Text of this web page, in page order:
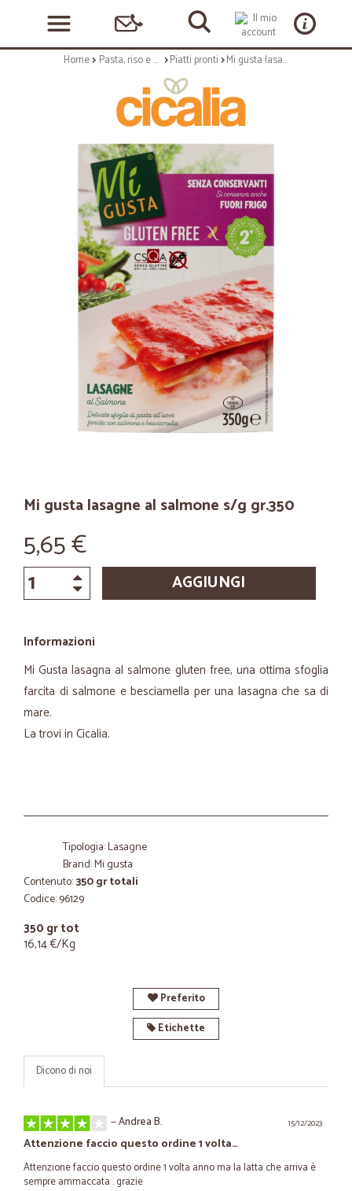
Home Pasta, riso e cerali Piatti pronti Mi gusta lasagne al salmone s/g gr.350
Mi gusta lasagne al salmone s/g gr.350
5,65 €
AGGIUNGI
Informazioni
Mi Gusta lasagna al salmone gluten free, una ottima sfoglia
farcita di salmone e besciamella per una lasagna che sa di
mare.
La trovi in Cicalia.
Tipologia: Lasagne
Brand: Mi gusta
Contenuto:350 gr totali
Codice: 96129
350 gr tot
16,14 €/Kg
Preferito
Etichette
Dicono di noi
15/12/2023
—Andrea B.
Attenzione faccio questo ordine 1 volta…
Attenzione faccio questo ordine 1 volta anno ma la latta che arriva è
sempre ammaccata . grazie